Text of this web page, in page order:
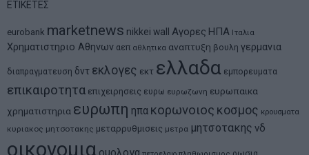
ΕΤΙΚΕΤΕΣ
eurobank marketnews nikkei wall Αγορες ΗΠΑ Ιταλια
Χρηματιστηριο Αθηνων αεπ αθλητικα αναπτυξη βουλη γερμανια
διαπραγματευση δντ εκλογες εκτ ελλαδα εμπορευματα
επικαιροτητα επιχειρησεις ευρω ευρωζωνη ευρωπαικα
χρηματιστηρια ευρωπη ηπα κορωνοιος κοσμος κρουσματα
κυριακος μητσοτακης μεταρρυθμισεις μετρα μητσοτακης νδ
οικονομια